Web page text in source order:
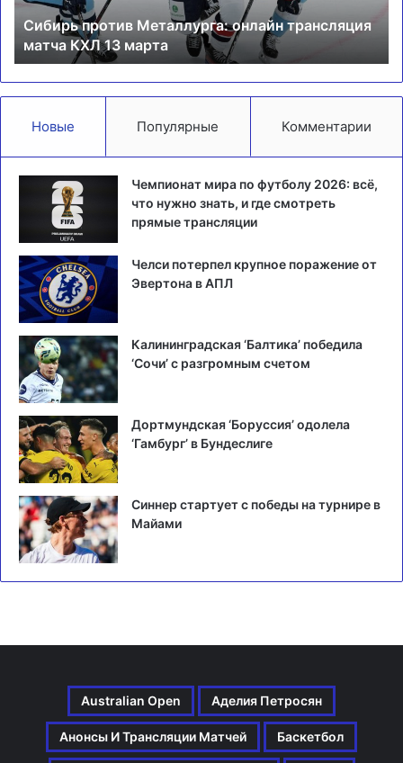
13
марта
Сибирь против Металлурга: онлайн трансляция
матча КХЛ 13 марта
Новые Популярные Комментарии
Чемпионат мира по футболу 2026: всё,
что нужно знать, и где смотреть
прямые трансляции
Челси потерпел крупное поражение от
Эвертона в АПЛ
Калининградская ‘Балтика’ победила
‘Сочи’ с разгромным счетом
Дортмундская ‘Боруссия’ одолела
‘Гамбург’ в Бундеслиге
Синнер стартует с победы на турнире в
Майами
Australian Open Аделия Петросян
Анонсы И Трансляции Матчей Баскетбол